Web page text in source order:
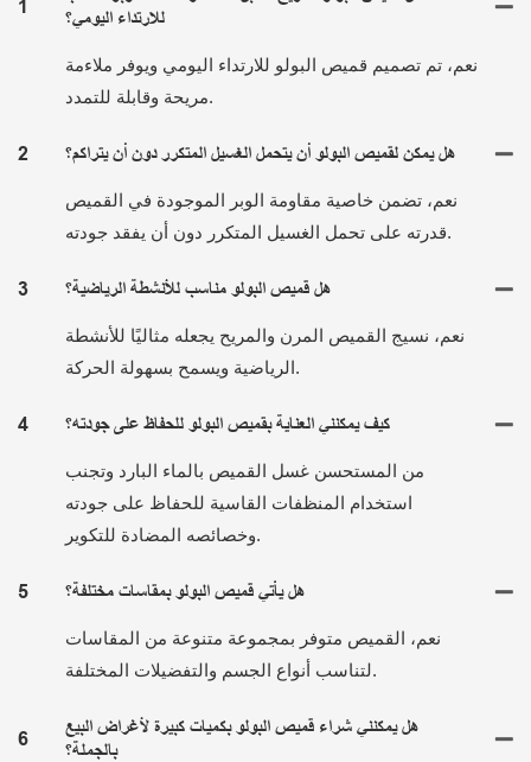
1
للارتداء اليومي؟
نعم، تم تصميم قميص البولو للارتداء اليومي ويوفر ملاءمة
مريحة وقابلة للتمدد.
2 هل يمكن لقميص البولو أن يتحمل الغسيل المتكرر دون أن يتراكم؟
نعم، تضمن خاصية مقاومة الوبر الموجودة في القميص
قدرته على تحمل الغسيل المتكرر دون أن يفقد جودته.
3 هل قميص البولو مناسب للأنشطة الرياضية؟
نعم، نسيج القميص المرن والمريح يجعله مثاليًا للأنشطة
الرياضية ويسمح بسهولة الحركة.
4 كيف يمكنني العناية بقميص البولو للحفاظ على جودته؟
من المستحسن غسل القميص بالماء البارد وتجنب
استخدام المنظفات القاسية للحفاظ على جودته
وخصائصه المضادة للتكوير.
5 هل يأتي قميص البولو بمقاسات مختلفة؟
نعم، القميص متوفر بمجموعة متنوعة من المقاسات
لتناسب أنواع الجسم والتفضيلات المختلفة.
6
هل يمكنني شراء قميص البولو بكميات كبيرة لأغراض البيع
بالجملة؟